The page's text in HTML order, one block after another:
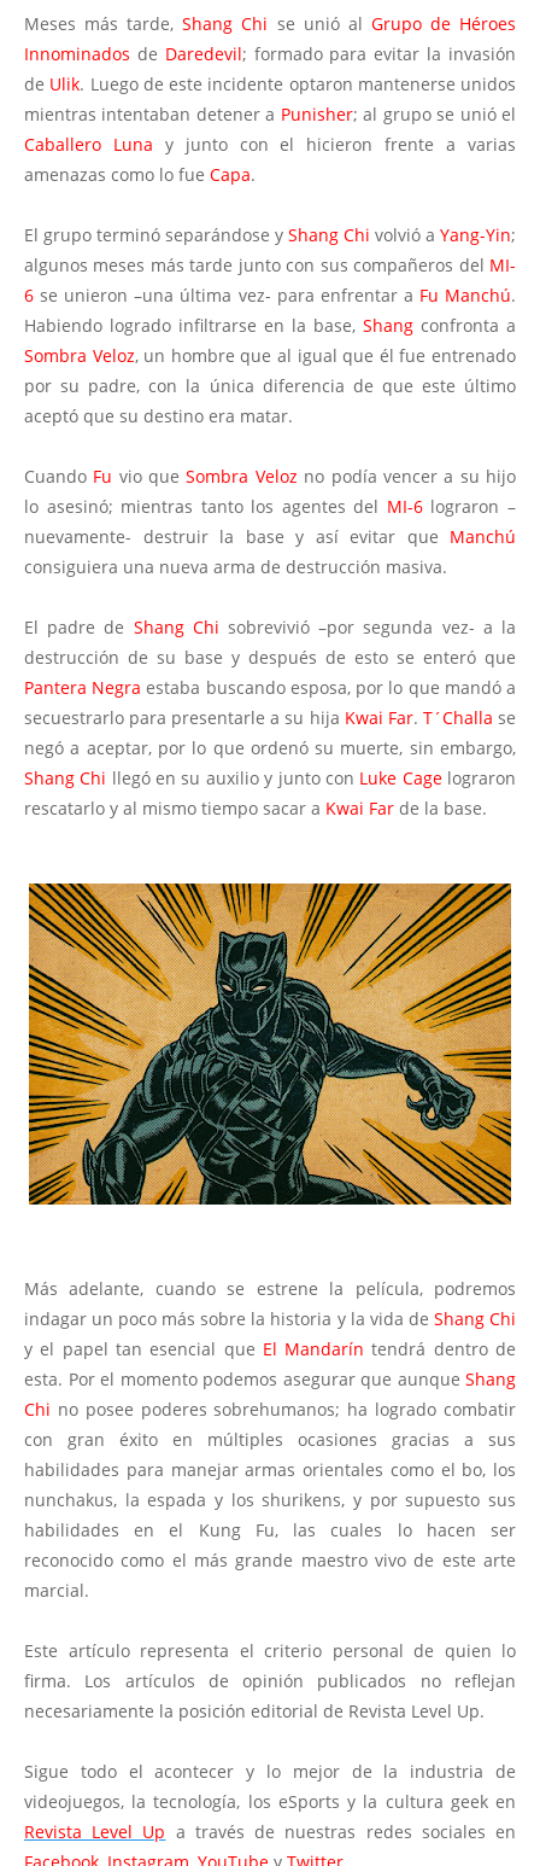
Meses más tarde,Shang Chi se unió al Grupo de Héroes
Innominados de Daredevil; formado para evitar la invasión
de Ulik. Luego de este incidente optaron mantenerse unidos
mientras intentaban detener a Punisher; al grupo se unió el
Caballero Luna y junto con el hicieron frente a varias
amenazas como lo fue Capa.
El grupo terminó separándose y Shang Chi volvió a Yang-Yin;
algunos meses más tarde junto con sus compañeros del MI-
6 se unieron –una última vez- para enfrentar a Fu Manchú.
Habiendo logrado infiltrarse en la base, Shang confronta a
Sombra Veloz, un hombre que al igual que él fue entrenado
por su padre, con la única diferencia de que este último
aceptó que su destino era matar.
Cuando Fu vio queSombra Veloz no podía vencer a su hijo
lo asesinó; mientras tanto los agentes del MI-6lograron –
nuevamente- destruir la base y así evitar que Manchú
consiguiera una nueva arma de destrucción masiva.
El padre de Shang Chi sobrevivió –por segunda vez- a la
destrucción de su base y después de esto se enteró que
Pantera Negra estaba buscando esposa, por lo que mandó a
secuestrarlo para presentarle a su hija Kwai Far. T´Challa se
negó a aceptar, por lo que ordenó su muerte, sin embargo,
Shang Chi llegó en su auxilio y junto con Luke Cagelograron
rescatarlo y al mismo tiempo sacar a Kwai Far de la base.
Más adelante, cuando se estrene la película, podremos
indagar un poco más sobre la historia y la vida de Shang Chi
y el papel tan esencial que El Mandarín tendrá dentro de
esta. Por el momento podemos asegurar que aunque Shang
Chi no posee poderes sobrehumanos; ha logrado combatir
con gran éxito en múltiples ocasiones gracias a sus
habilidades para manejar armas orientales como el bo, los
nunchakus, la espada y los shurikens, y por supuesto sus
habilidades en el Kung Fu, las cuales lo hacen ser
reconocido como el más grande maestro vivo de este arte
marcial.
Este artículo representa el criterio personal de quien lo
firma. Los artículos de opinión publicados no reflejan
necesariamente la posición editorial de Revista Level Up.
Sigue todo el acontecer y lo mejor de la industria de
videojuegos, la tecnología, los eSports y la cultura geek en
Revista Level Up a través de nuestras redes sociales en
Facebook, Instagram, YouTube y Twitter.